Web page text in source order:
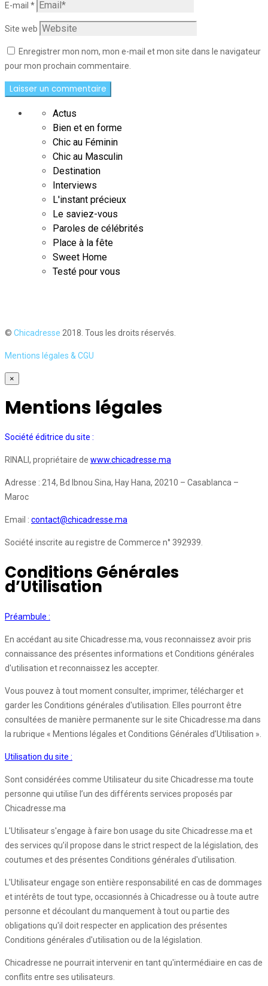
E-mail *
Site web
Enregistrer mon nom, mon e-mail et mon site dans le navigateur
pour mon prochain commentaire.
Actus
Bien et en forme
Chic au Féminin
Chic au Masculin
Destination
Interviews
L'instant précieux
Le saviez-vous
Paroles de célébrités
Place à la fête
Sweet Home
Testé pour vous
© Chicadresse 2018. Tous les droits réservés.
Mentions légales & CGU
×
Mentions légales
Société éditrice du site :
RINALI, propriétaire de www.chicadresse.ma
Adresse : 214, Bd Ibnou Sina, Hay Hana, 20210 – Casablanca –
Maroc
Email : contact@chicadresse.ma
Société inscrite au registre de Commerce n° 392939.
Conditions Générales
d’Utilisation
Préambule :
En accédant au site Chicadresse.ma, vous reconnaissez avoir pris
connaissance des présentes informations et Conditions générales
d'utilisation et reconnaissez les accepter.
Vous pouvez à tout moment consulter, imprimer, télécharger et
garder les Conditions générales d'utilisation. Elles pourront être
consultées de manière permanente sur le site Chicadresse.ma dans
la rubrique « Mentions légales et Conditions Générales d’Utilisation ».
Utilisation du site :
Sont considérées comme Utilisateur du site Chicadresse.ma toute
personne qui utilise l’un des différents services proposés par
Chicadresse.ma
L'Utilisateur s'engage à faire bon usage du site Chicadresse.ma et
des services qu’il propose dans le strict respect de la législation, des
coutumes et des présentes Conditions générales d'utilisation.
L'Utilisateur engage son entière responsabilité en cas de dommages
et intérêts de tout type, occasionnés à Chicadresse ou à toute autre
personne et découlant du manquement à tout ou partie des
obligations qu'il doit respecter en application des présentes
Conditions générales d'utilisation ou de la législation.
Chicadresse ne pourrait intervenir en tant qu'intermédiaire en cas de
conflits entre ses utilisateurs.